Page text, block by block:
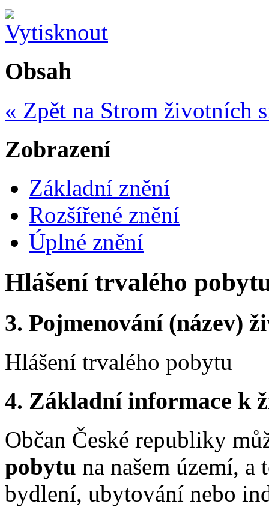
Obsah
« Zpět na Strom životních
Zobrazení
Základní znění
Rozšířené znění
Úplné znění
Hlášení trvalého
3. Pojmenování (název)
Hlášení trvalého pobytu
4. Základní informace k
Občan České republiky
pobytu na našem území,
bydlení, ubytování nebo